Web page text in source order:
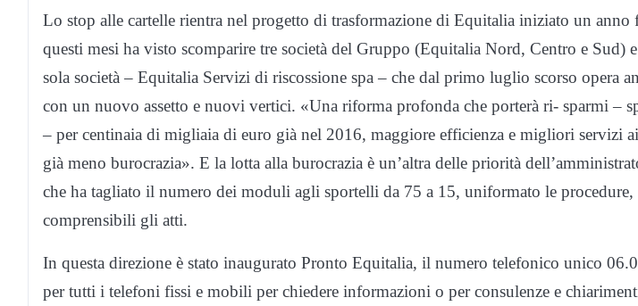
Lo stop alle cartelle rientra nel progetto di trasformazione di Equitalia iniziato un
questi mesi ha visto scomparire tre società del Gruppo (Equitalia Nord, Centro e Sud)
sola società – Equitalia Servizi di riscossione spa – che dal primo luglio scorso opera
con un nuovo assetto e nuovi vertici. «Una riforma profonda che porterà ri- sparmi –
– per centinaia di migliaia di euro già nel 2016, maggiore efficienza e migliori servizi
già meno burocrazia». E la lotta alla burocrazia è un’altra delle priorità
che ha tagliato il numero dei moduli agli sportelli da 75 a 15, uniformato le procedure,
comprensibili gli atti.
In questa direzione è stato inaugurato Pronto Equitalia, il numero telefonico unico
per tutti i telefoni fissi e mobili per chiedere informazioni o per consulenze e